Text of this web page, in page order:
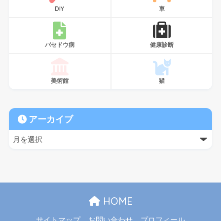
DIY 車
バセドウ病 健康診断
美術館 猫
アーカイブ
HOME